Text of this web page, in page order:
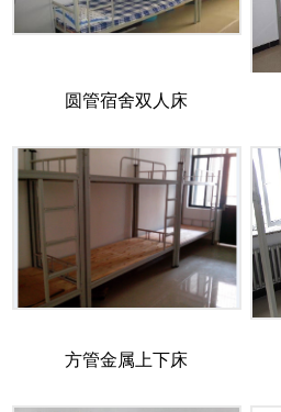
圆管宿舍双人床
方管金属上下床